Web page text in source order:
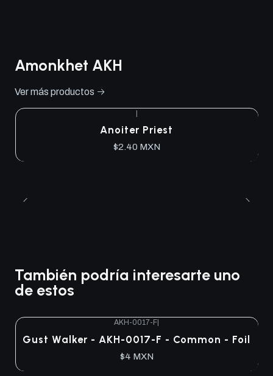
Amonkhet AKH
Ver más productos
Anoiter Priest
$2.40 MXN
También podría interesarte uno
de estos
AKH-0017-F
Gust Walker - AKH-0017-F - Common - Foil
$4 MXN